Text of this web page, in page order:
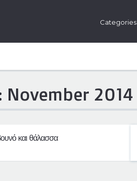
Categories
2014
και θάλασσα